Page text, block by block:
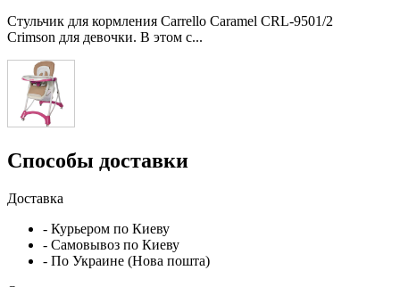
Стульчик для кормления Carrello Caramel CRL-9501/2
Crimson для девочки. В этом с...
Способы доставки
Доставка
- Курьером по Киеву
- Самовывоз по Киеву
- По Украине (Нова пошта)